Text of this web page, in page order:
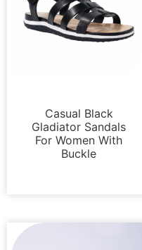
Casual Black
Gladiator Sandals
For Women With
Buckle